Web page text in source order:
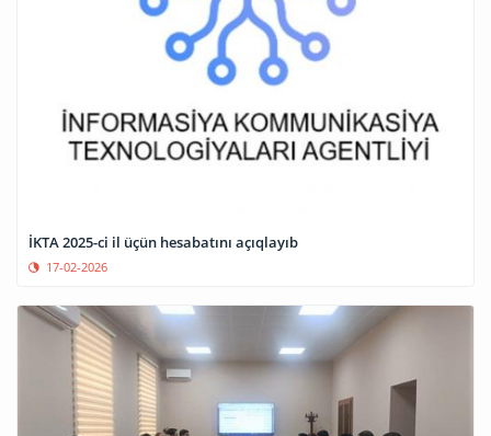
İKTA 2025-ci il üçün hesabatını açıqlayıb
17-02-2026